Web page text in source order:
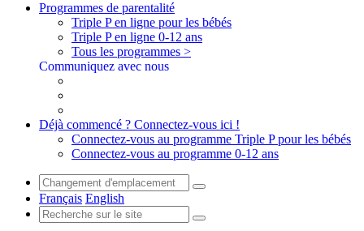
Programmes de parentalité
Triple P en ligne pour les bébés
Triple P en ligne 0-12 ans
Tous les programmes >
Communiquez avec nous
Déjà commencé ? Connectez-vous ici !
Connectez-vous au programme Triple P pour les bébés
Connectez-vous au programme 0-12 ans
Français English